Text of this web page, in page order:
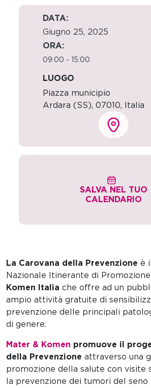
DATA:
Giugno 25, 2025
ORA:
09:00 - 15:00
LUOGO
Piazza municipio
Ardara (SS), 07010, Italia
SALVA NEL TUO
CALENDARIO
La Carovana della Prevenzione è
Nazionale Itinerante di
Komen Italia che offre ad un
ampio attività gratuite di
prevenzione delle principali
di genere.
Mater & Komen promuove il
della Prevenzione attraverso una
promozione della salute con visite
la prevenzione dei tumori del